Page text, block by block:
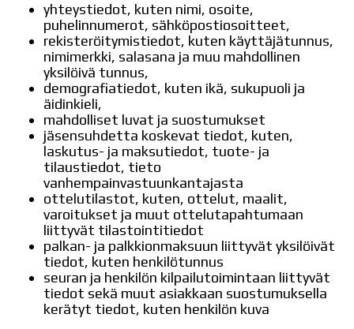
yhteystiedot, kuten nimi, osoite,
puhelinnumerot, sähköpostiosoitteet,
rekisteröitymistiedot, kuten käyttäjätunnus,
nimimerkki, salasana ja muu mahdollinen
yksilöivä tunnus,
demografiatiedot, kuten ikä, sukupuoli ja
äidinkieli,
mahdolliset luvat ja suostumukset
jäsensuhdetta koskevat tiedot, kuten,
laskutus- ja maksutiedot, tuote- ja
tilaustiedot, tieto
vanhempainvastuunkantajasta
ottelutilastot, kuten, ottelut, maalit,
varoitukset ja muut ottelutapahtumaan
liittyvät tilastointitiedot
palkan- ja palkkionmaksuun liittyvät yksilöivät
tiedot, kuten henkilötunnus
seuran ja henkilön kilpailutoimintaan liittyvät
tiedot sekä muut asiakkaan suostumuksella
kerätyt tiedot, kuten henkilön kuva